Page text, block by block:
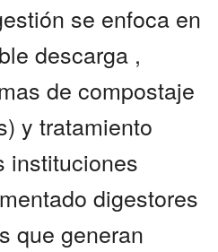
se enfoca en
descarga ,
de compostaje
y tratamiento
instituciones
digestores
que generan